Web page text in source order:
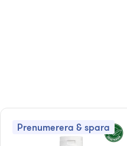
Prenumerera & spara